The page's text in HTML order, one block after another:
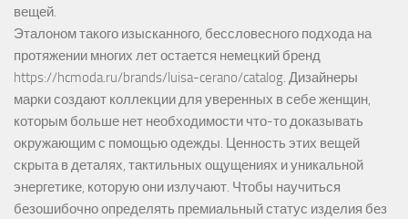
вещей.
Эталоном такого изысканного, бессловесного подхода на
протяжении многих лет остается немецкий бренд
https://hcmoda.ru/brands/luisa-cerano/catalog. Дизайнеры
марки создают коллекции для уверенных в себе женщин,
которым больше нет необходимости что-то доказывать
окружающим с помощью одежды. Ценность этих вещей
скрыта в деталях, тактильных ощущениях и уникальной
энергетике, которую они излучают. Чтобы научиться
безошибочно определять премиальный статус изделия без